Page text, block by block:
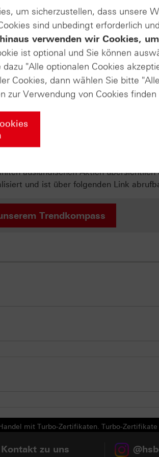
auf die gesenkten Erwartungen.
Produkte auf
thyssenkrupp
Indexanleger
wir Sie bei der Analyse vergangener
Stärke nach Levy und das
ausländischen Aktien
und ist über folgenden Link
Trendkompass
mit Turbo-Zertifikaten. Turbo-
zu uns
um sicherzustellen, dass unsere
sind unbedingt erforderlich
verwenden wir Cookies,
ist optional und Sie können
"Alle optionalen Cookies
Cookies, dann wählen Sie bitte
zur Verwendung von Cookies finden